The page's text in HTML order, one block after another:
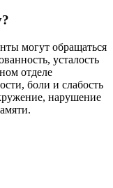
могут обращаться
усталость
отделе
боли и слабость
нарушение